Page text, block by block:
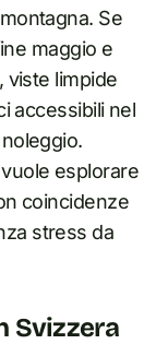
Se
maggio e
viste limpide
accessibili nel
esplorare
coincidenze
stress da
Svizzera